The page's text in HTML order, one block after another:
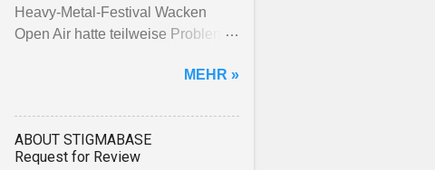
Heavy-Metal-Festival Wacken
Open Air hatte teilweise Probleme
Veranstalter*innen betonen, ...MEHR »
ABOUT STIGMABASE
Request for Review